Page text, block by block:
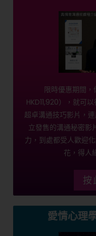
限時優惠期間
HKD11,920），就可
超卓溝通技巧影片，
立發售的溝通秘密影
力，到處都受人歡迎
花，得人
按
愛情心理